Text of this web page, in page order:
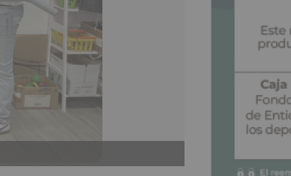
Acuerdo Centro